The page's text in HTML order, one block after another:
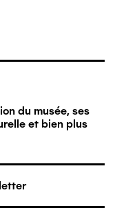
du musée, ses
et bien plus